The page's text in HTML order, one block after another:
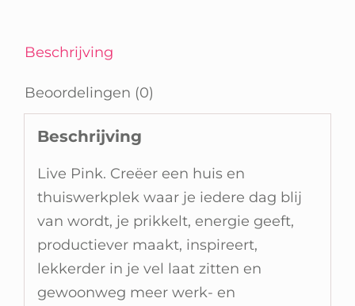
Beschrijving
Beoordelingen (0)
Beschrijving
Live Pink. Creëer een huis en
thuiswerkplek waar je iedere dag blij
van wordt, je prikkelt, energie geeft,
productiever maakt, inspireert,
lekkerder in je vel laat zitten en
gewoonweg meer werk- en